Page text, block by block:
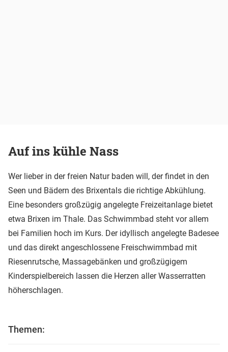
Auf ins kühle Nass
Wer lieber in der freien Natur baden will, der findet in den
Seen und Bädern des Brixentals die richtige Abkühlung.
Eine besonders großzügig angelegte Freizeitanlage bietet
etwa Brixen im Thale. Das Schwimmbad steht vor allem
bei Familien hoch im Kurs. Der idyllisch angelegte Badesee
und das direkt angeschlossene Freischwimmbad mit
Riesenrutsche, Massagebänken und großzügigem
Kinderspielbereich lassen die Herzen aller Wasserratten
höherschlagen.
Themen: